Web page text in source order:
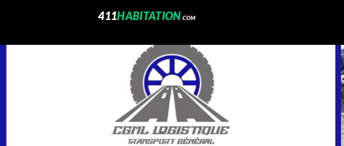
411HABITATION .COM